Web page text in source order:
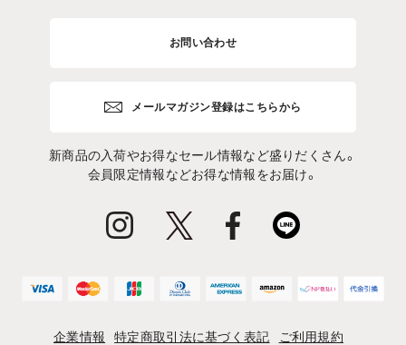
お問い合わせ
メールマガジン登録はこちらから
新商品の入荷やお得なセール情報など盛りだくさん。
会員限定情報などお得な情報をお届け。
企業情報 特定商取引法に基づく表記 ご利用規約